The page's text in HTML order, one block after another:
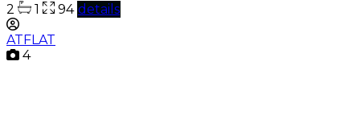
2 1 94 details
ATFLAT
4